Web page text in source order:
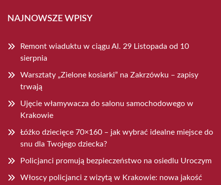
NAJNOWSZE WPISY
Remont wiaduktu w ciągu Al. 29 Listopada od 10
sierpnia
Warsztaty „Zielone kosiarki” na Zakrzówku – zapisy
trwają
Ujęcie włamywacza do salonu samochodowego w
Krakowie
Łóżko dziecięce 70×160 – jak wybrać idealne miejsce do
snu dla Twojego dziecka?
Policjanci promują bezpieczeństwo na osiedlu Uroczym
Włoscy policjanci z wizytą w Krakowie: nowa jakość